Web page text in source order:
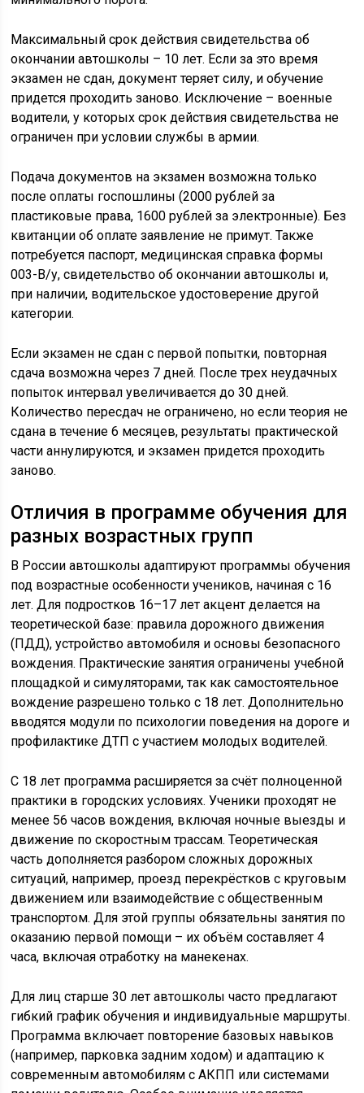
Максимальный срок действия свидетельства об
окончании автошколы – 10 лет. Если за это время
экзамен не сдан, документ теряет силу, и обучение
придется проходить заново. Исключение – военные
водители, у которых срок действия свидетельства не
ограничен при условии службы в армии.
Подача документов на экзамен возможна только
после оплаты госпошлины (2000 рублей за
пластиковые права, 1600 рублей за электронные). Без
квитанции об оплате заявление не примут. Также
потребуется паспорт, медицинская справка формы
003-В/у, свидетельство об окончании автошколы и,
при наличии, водительское удостоверение другой
категории.
Если экзамен не сдан с первой попытки, повторная
сдача возможна через 7 дней. После трех неудачных
попыток интервал увеличивается до 30 дней.
Количество пересдач не ограничено, но если теория не
сдана в течение 6 месяцев, результаты практической
части аннулируются, и экзамен придется проходить
заново.
Отличия в программе обучения для
разных возрастных групп
В России автошколы адаптируют программы обучения
под возрастные особенности учеников, начиная с 16
лет. Для подростков 16–17 лет акцент делается на
теоретической базе: правила дорожного движения
(ПДД), устройство автомобиля и основы безопасного
вождения. Практические занятия ограничены учебной
площадкой и симуляторами, так как самостоятельное
вождение разрешено только с 18 лет. Дополнительно
вводятся модули по психологии поведения на дороге и
профилактике ДТП с участием молодых водителей.
С 18 лет программа расширяется за счёт полноценной
практики в городских условиях. Ученики проходят не
менее 56 часов вождения, включая ночные выезды и
движение по скоростным трассам. Теоретическая
часть дополняется разбором сложных дорожных
ситуаций, например, проезд перекрёстков с круговым
движением или взаимодействие с общественным
транспортом. Для этой группы обязательны занятия по
оказанию первой помощи – их объём составляет 4
часа, включая отработку на манекенах.
Для лиц старше 30 лет автошколы часто предлагают
гибкий график обучения и индивидуальные маршруты.
Программа включает повторение базовых навыков
(например, парковка задним ходом) и адаптацию к
современным автомобилям с АКПП или системами